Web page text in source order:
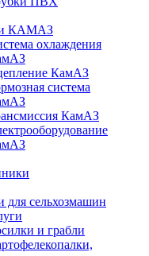
КАМАЗ
охлаждения
КамАЗ
система
КамАЗ
для сельхозмашин
и грабли